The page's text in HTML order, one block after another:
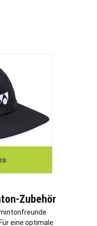
Zubehör
eine optimale